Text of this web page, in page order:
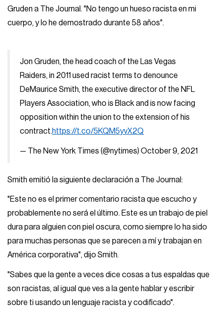
Gruden a The Journal. "No tengo un hueso racista en mi
cuerpo, y lo he demostrado durante 58 años".
Jon Gruden, the head coach of the Las Vegas
Raiders, in 2011 used racist terms to denounce
DeMaurice Smith, the executive director of the NFL
Players Association, who is Black and is now facing
opposition within the union to the extension of his
contract.https://t.co/5KQM5yvX2Q
— The New York Times (@nytimes)October 9, 2021
Smith emitió la siguiente declaración a The Journal:
"Este no es el primer comentario racista que escucho y
probablemente no será el último. Este es un trabajo de piel
dura para alguien con piel oscura, como siempre lo ha sido
para muchas personas que se parecen a mí y trabajan en
América corporativa", dijo Smith.
"Sabes que la gente a veces dice cosas a tus espaldas que
son racistas, al igual que ves a la gente hablar y escribir
sobre ti usando un lenguaje racista y codificado".